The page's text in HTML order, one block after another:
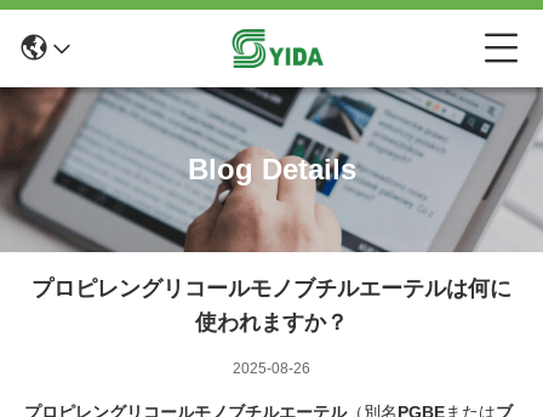
Blog Details
プロピレングリコールモノブチルエーテルは何に
使われますか？
2025-08-26
プロピレングリコールモノブチルエーテル（別名PGBEまたはブ